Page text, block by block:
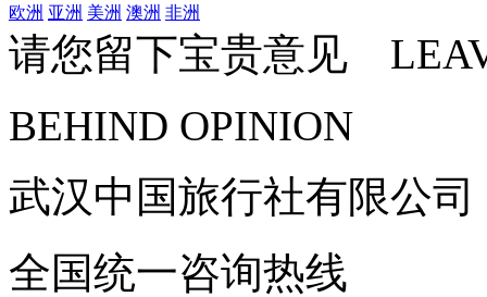
欧洲 亚洲 美洲 澳洲 非洲
请您留下宝贵意见
BEHIND OPINION
武汉中国旅行社有限公司
全国统一咨询热线